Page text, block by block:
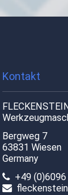
Kontakt
FLECKENSTEIN
Bergweg 7
63831 Wiesen
Germany
+49